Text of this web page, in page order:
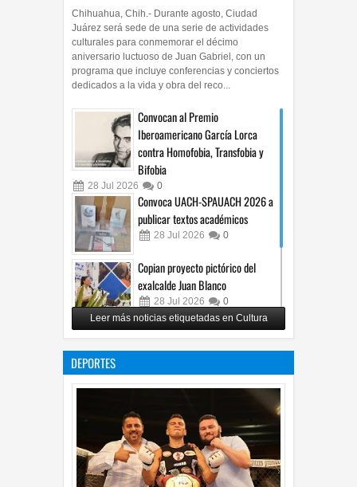
Chihuahua, Chih.- Durante agosto, Ciudad
Juárez será sede de una serie de actividades
culturales para conmemorar el décimo
aniversario luctuoso de Juan Gabriel, con un
programa que incluye conferencias y conciertos
dedicados a la vida y obra del reco...
Convocan al Premio
Iberoamericano García Lorca
contra Homofobia, Transfobia y
Bifobia
28 Jul 2026 0
Convoca UACH-SPAUACH 2026 a
publicar textos académicos
28 Jul 2026 0
Copian proyecto pictórico del
exalcalde Juan Blanco
28 Jul 2026 0
Impulsa UPCH creatividad y
Leer más noticias etiquetadas en Cultura
DEPORTES